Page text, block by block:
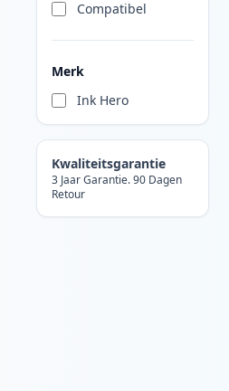
Compatibel
Merk
Ink Hero
Kwaliteitsgarantie
3 Jaar Garantie. 90 Dagen
Retour